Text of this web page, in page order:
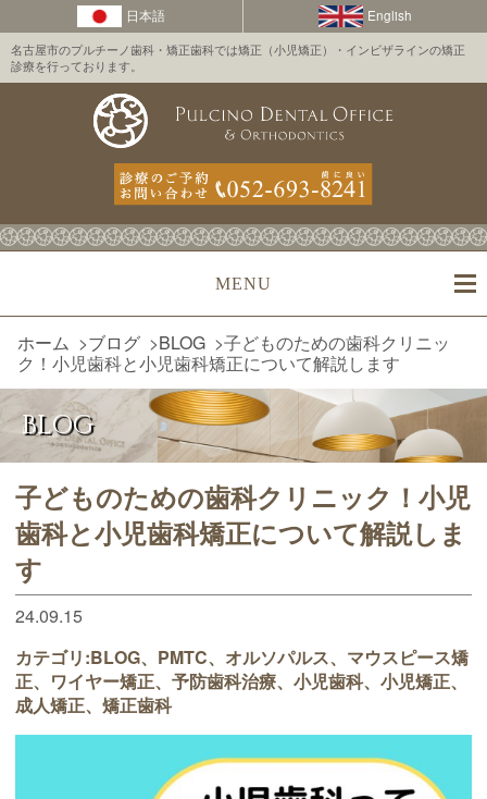
名古屋市のプルチーノ歯科・矯正歯科では矯正（小児矯正）・インビザラインの矯正
診療を行っております。
MENU
ホーム >ブログ >BLOG >子どものための歯科クリニッ
ク！小児歯科と小児歯科矯正について解説します
BLOG
子どものための歯科クリニック！小児
歯科と小児歯科矯正について解説しま
す
24.09.15
カテゴリ:BLOG PMTC オルソパルス
マウスピース矯
正
ワイヤー矯正 予防歯科治療 小児歯科
小児矯正
成人矯正
矯正歯科